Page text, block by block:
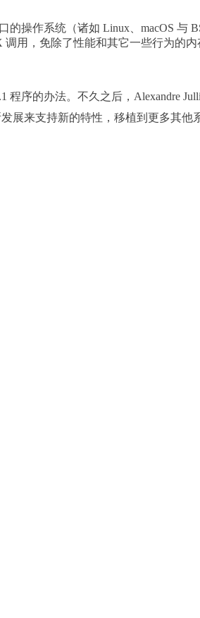
的操作系统（诸如 Linux、macOS
用，免除了性能和其它一些行为的
程序的办法。不久之后，Alexandre
展来支持新的特性，移植到更多其他